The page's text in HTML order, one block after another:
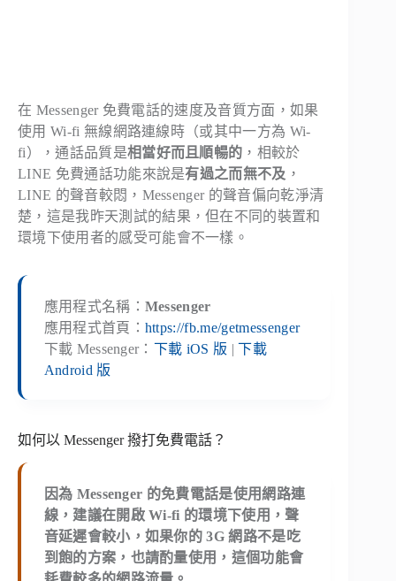
在 Messenger 免費電話的速度及音質方面，如果
使用 Wi-fi 無線網路連線時（或其中一方為 Wi-
fi），通話品質是相當好而且順暢的 ，相較於
LINE 免費通話功能來說是有過之而無不及 ，
LINE 的聲音較悶，Messenger 的聲音偏向乾淨清
楚，這是我昨天測試的結果，但在不同的裝置和
環境下使用者的感受可能會不一樣。
應用程式名稱： Messenger
應用程式首頁： https://fb.me/getmessenger
下載 Messenger： 下載 iOS 版 |下載
Android 版
如何以 Messenger 撥打免費電話？
因為 Messenger 的免費電話是使用網路連
線，建議在開啟 Wi-fi 的環境下使用，聲
音延遲會較小，如果你的 3G 網路不是吃
到飽的方案，也請酌量使用，這個功能會